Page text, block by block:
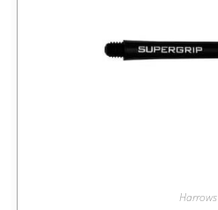
Harrows